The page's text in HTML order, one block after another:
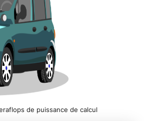
de puissance de calcul